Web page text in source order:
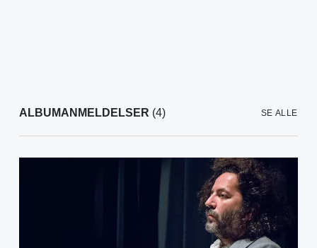
ALBUMANMELDELSER (4) SE ALLE